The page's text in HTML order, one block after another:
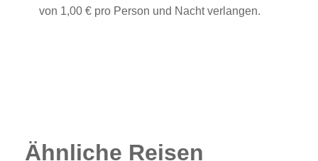
von 1,00 € pro Person und Nacht verlangen.
Ähnliche Reisen